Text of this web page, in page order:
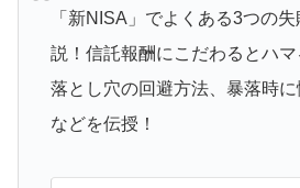
「新NISA」でよくある3つの
説！信託報酬にこだわるとハマ
落とし穴の回避方法、暴落時
などを伝授！